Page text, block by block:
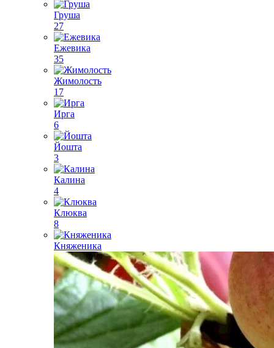
Груша
27
Ежевика
35
Жимолость
17
Ирга
6
Йошта
3
Калина
4
Клюква
8
Княженика